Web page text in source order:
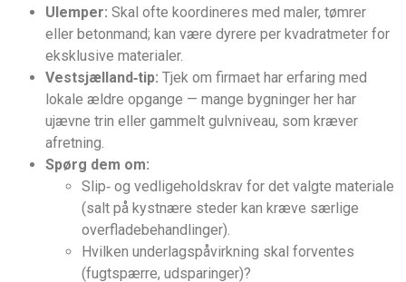
Ulemper: Skal ofte koordineres med maler, tømrer
eller betonmand; kan være dyrere per kvadratmeter for
eksklusive materialer.
Vestsjælland‑tip: Tjek om firmaet har erfaring med
lokale ældre opgange — mange bygninger her har
ujævne trin eller gammelt gulvniveau, som kræver
afretning.
Spørg dem om:
Slip‑ og vedligeholdskrav for det valgte materiale
(salt på kystnære steder kan kræve særlige
overfladebehandlinger).
Hvilken underlagspåvirkning skal forventes
(fugtspærre, udsparinger)?